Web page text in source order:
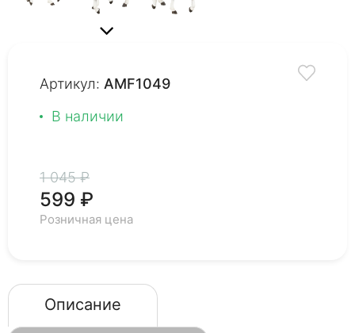
Артикул: AMF1049
В наличии
1 045 ₽
599 ₽
Розничная цена
Описание